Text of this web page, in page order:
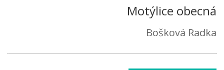
Motýlice obecná
Bošková Radka